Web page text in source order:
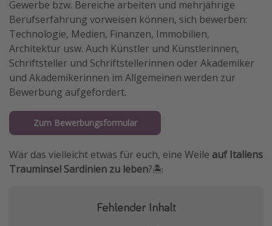
Gewerbe bzw. Bereiche arbeiten und mehrjährige
Berufserfahrung vorweisen können, sich bewerben:
Technologie, Medien, Finanzen, Immobilien,
Architektur usw. Auch Künstler und Künstlerinnen,
Schriftsteller und Schriftstellerinnen oder Akademiker
und Akademikerinnen im Allgemeinen werden zur
Bewerbung aufgefordert.
Zum Bewerbungsformular
Wär das vielleicht etwas für euch, eine Weile auf Italiens
Trauminsel Sardinien zu leben?🏝
Fehlender Inhalt